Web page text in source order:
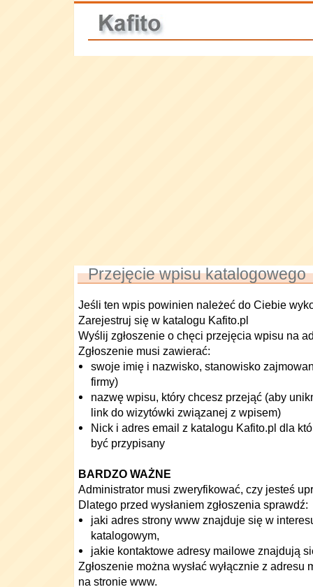
Przejęcie wpisu katalogowego
Jeśli ten wpis powinien należeć do Ciebie
Zarejestruj się w katalogu Kafito.pl
Wyślij zgłoszenie o chęci przejęcia wpisu na
Zgłoszenie musi zawierać:
swoje imię i nazwisko, stanowisko
firmy)
nazwę wpisu, który chcesz przejąć (aby
link do wizytówki związanej z wpisem)
Nick i adres email z katalogu Kafito.pl dla
być przypisany
BARDZO WAŻNE
Administrator musi zweryfikować, czy jesteś
Dlatego przed wysłaniem zgłoszenia sprawdź:
jaki adres strony www znajduje się w
katalogowym,
jakie kontaktowe adresy mailowe znajdują
Zgłoszenie można wysłać wyłącznie z
na stronie www.